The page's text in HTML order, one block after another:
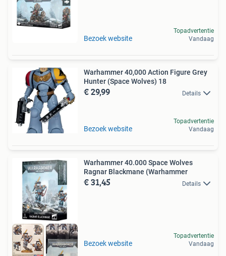
Bezoek website
Topadvertentie
Vandaag
Warhammer 40,000 Action Figure Grey
Hunter (Space Wolves) 18
€ 29,99 Details
Bezoek website
Topadvertentie
Vandaag
Warhammer 40.000 Space Wolves
Ragnar Blackmane (Warhammer
€ 31,45 Details
Bezoek website
Topadvertentie
Vandaag